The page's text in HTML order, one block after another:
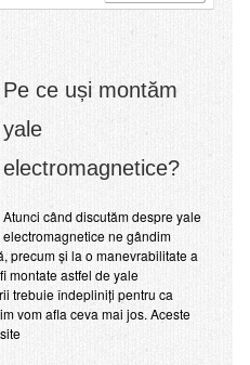
Pe ce uși montăm
yale
electromagnetice?
Atunci când discutăm despre yale
electromagnetice ne gândim
precum și la o manevrabilitate a
montate astfel de yale
trebuie îndepliniți pentru ca
vom afla ceva mai jos. Aceste